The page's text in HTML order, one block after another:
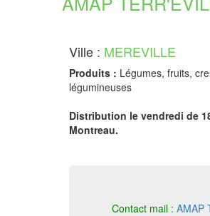
Ville : MEREVILLE
Produits : Légumes, fruits,
légumineuses
Distribution le vendredi de
Montreau.
Contact mail : AMAP